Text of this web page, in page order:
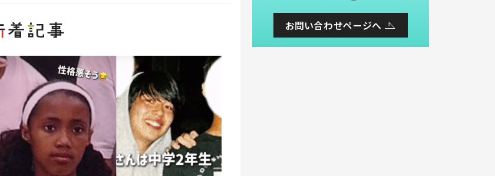
お問い合わせページへ